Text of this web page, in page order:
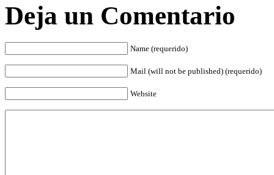
Deja un Comentario
Name (requerido)
Mail (will not be published) (requerido)
Website